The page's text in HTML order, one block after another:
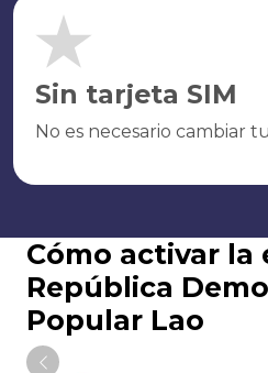
Sin tarjeta SIM
No es necesario cambiar
Cómo activar la
República
Popular Lao